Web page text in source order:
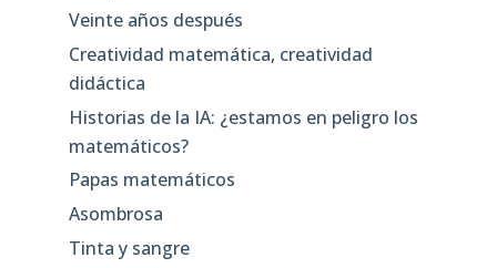
Veinte años después
Creatividad matemática, creatividad
didáctica
Historias de la IA: ¿estamos en peligro los
matemáticos?
Papas matemáticos
Asombrosa
Tinta y sangre